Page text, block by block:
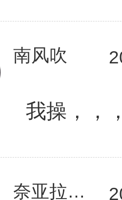
南风吹
我操，，
奈亚拉托提普